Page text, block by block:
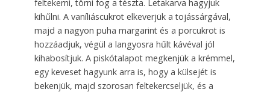
feltekerni, törni fog a tészta. Letakarva hagyjuk
kihűlni. A vaníliáscukrot elkeverjük a tojássárgával,
majd a nagyon puha margarint és a porcukrot is
hozzáadjuk, végül a langyosra hűlt kávéval jól
kihabosítjuk. A piskótalapot megkenjük a krémmel,
egy keveset hagyunk arra is, hogy a külsejét is
bekenjük, majd szorosan feltekercseljük, és a